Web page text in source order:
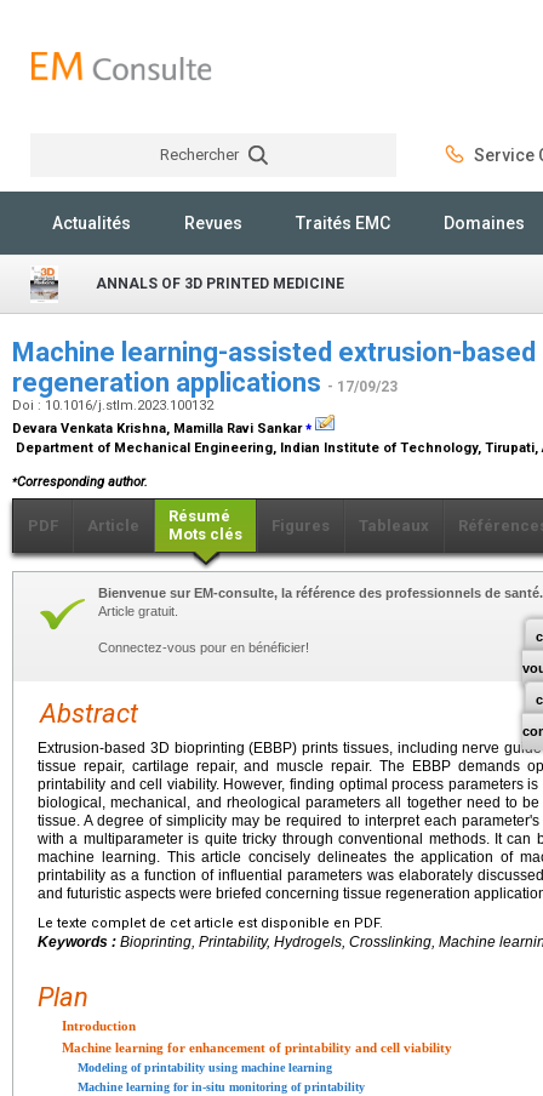
Rechercher Service
Actualités Revues Traités EMC Domaines
ANNALS OF 3D PRINTED MEDICINE
Machine learning-assisted extrusion-
regeneration applications - 17/09/23
Doi : 10.1016/j.stlm.2023.100132
Devara Venkata Krishna, Mamilla Ravi Sankar⁎
Department of Mechanical Engineering, Indian Institute of Technology, Tirupati,
⁎Corresponding author.
PDF Article
Résumé
Mots clés
Figures Tableaux
Bienvenue sur EM-consulte, la référence des professionnels de santé.
Article gratuit.
Connectez-vous pour en bénéficier!
Abstract
Extrusion-based 3D bioprinting (EBBP) prints tissues, including nerve
tissue repair, cartilage repair, and muscle repair. The EBBP demands
printability and cell viability. However, finding optimal process parameters
biological, mechanical, and rheological parameters all together need to
tissue. A degree of simplicity may be required to interpret each
with a multiparameter is quite tricky through conventional methods. It can
machine learning. This article concisely delineates the application of
printability as a function of influential parameters was elaborately
and futuristic aspects were briefed concerning tissue regeneration
Le texte complet de cet article est disponible en PDF.
Keywords : Bioprinting, Printability, Hydrogels, Crosslinking, Machine
Plan
Introduction
Machine learning for enhancement of printability and cell viability
Modeling of printability using machine learning
Machine learning for in-situ monitoring of printability